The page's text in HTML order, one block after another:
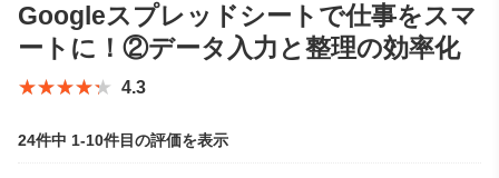
Googleスプレッドシートで仕事をスマ
ートに！②データ入力と整理の効率化
★★★★★
★★★★★ 4.3
24件中 1-10件目の評価を表示